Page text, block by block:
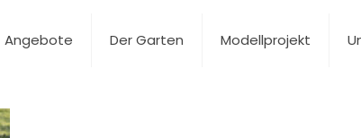
Angebote Der Garten Modellprojekt